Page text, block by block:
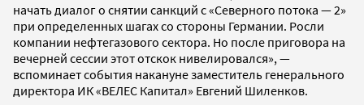
начать диалог о снятии санкций с «Северного потока — 2»
при определенных шагах со стороны Германии. Росли
компании нефтегазового сектора. Но после приговора на
вечерней сессии этот отскок нивелировался», —
вспоминает события накануне заместитель генерального
директора ИК «ВЕЛЕС Капитал» Евгений Шиленков.